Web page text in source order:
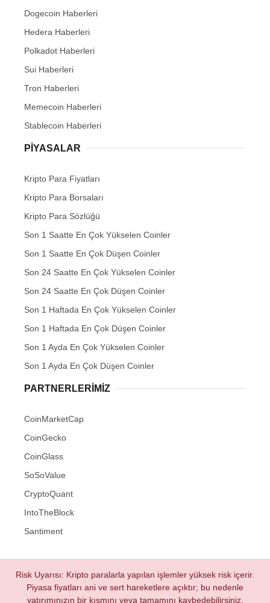
Dogecoin Haberleri
Hedera Haberleri
Polkadot Haberleri
Sui Haberleri
Tron Haberleri
Memecoin Haberleri
Stablecoin Haberleri
PIYASALAR
Kripto Para Fiyatları
Kripto Para Borsaları
Kripto Para Sözlüğü
Son 1 Saatte En Çok Yükselen Coinler
Son 1 Saatte En Çok Düşen Coinler
Son 24 Saatte En Çok Yükselen Coinler
Son 24 Saatte En Çok Düşen Coinler
Son 1 Haftada En Çok Yükselen Coinler
Son 1 Haftada En Çok Düşen Coinler
Son 1 Ayda En Çok Yükselen Coinler
Son 1 Ayda En Çok Düşen Coinler
PARTNERLERIMIZ
CoinMarketCap
CoinGecko
CoinGlass
SoSoValue
CryptoQuant
IntoTheBlock
Santiment
Risk Uyarısı: Kripto paralarla yapılan işlemler yüksek risk içerir.
Piyasa fiyatları ani ve sert hareketlere açıktır; bu nedenle
yatırımınızın bir kısmını veya tamamını kaybedebilirsiniz.